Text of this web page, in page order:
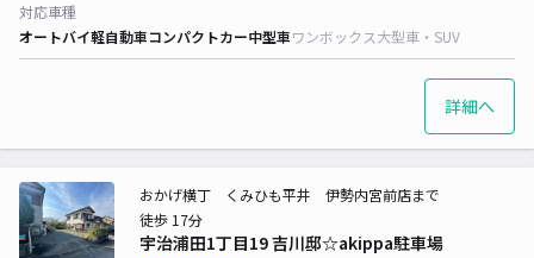
対応車種
オートバイ軽自動車コンパクトカー中型車ワンボックス大型車・SUV
詳細へ
宇治浦田1丁目19 吉川邸☆akippa駐車場
おかげ横丁 くみひも平井 伊勢内宮前店まで
徒歩 17分